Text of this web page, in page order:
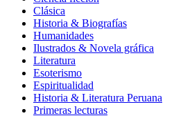
Clásica
Historia & Biografías
Humanidades
Ilustrados & Novela gráfica
Literatura
Esoterismo
Espiritualidad
Historia & Literatura Peruana
Primeras lecturas